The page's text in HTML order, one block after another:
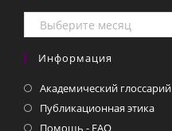
Архивы
СМИ
Информация
Академический глоссарий
Публикационная этика
Помощь - FAQ